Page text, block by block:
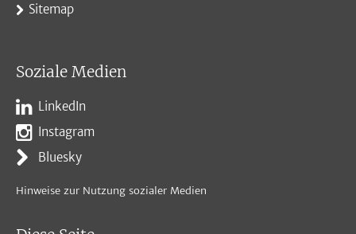
Sitemap
Soziale Medien
LinkedIn
Instagram
Bluesky
Hinweise zur Nutzung sozialer Medien